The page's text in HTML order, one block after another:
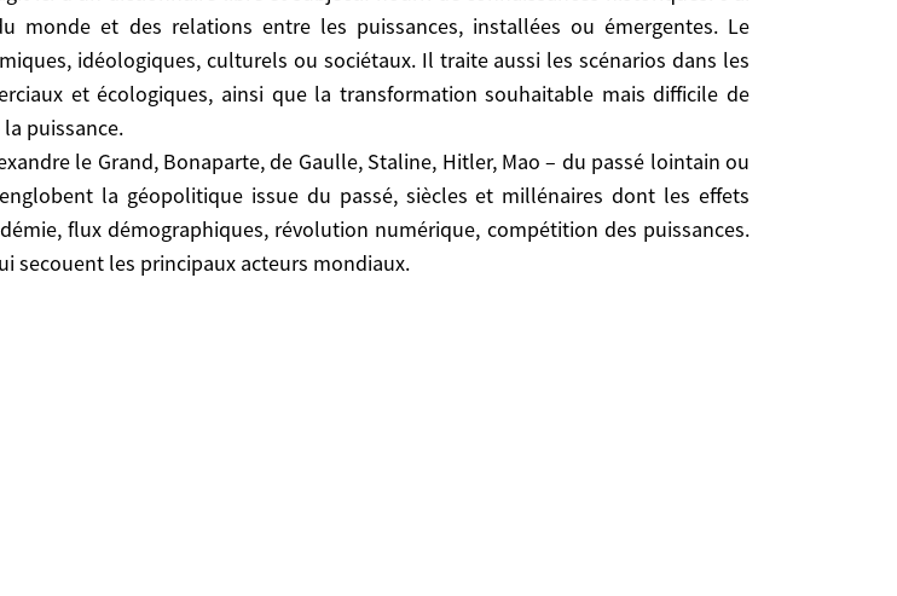
monde et des relations entre les puissances, installées ou émergentes. Le
idéologiques, culturels ou sociétaux. Il traite aussi les scénarios dans les
et écologiques, ainsi que la transformation souhaitable mais difficile de
puissance.
le Grand, Bonaparte, de Gaulle, Staline, Hitler, Mao – du passé lointain ou
la géopolitique issue du passé, siècles et millénaires dont les effets
flux démographiques, révolution numérique, compétition des puissances.
secouent les principaux acteurs mondiaux.
compétition des puissances. Enfin, les futurs possibles issus des mouvements
entre les puissances, installées ou émergentes. Le dictionnaire aborde les
ou sociétaux. Il traite aussi les scénarios dans les domaines géopolitiques,
la transformation souhaitable mais difficile de l’Europe, dans un monde où
le Grand, Bonaparte, de Gaulle, Staline, Hitler, Mao – du passé lointain ou proche,